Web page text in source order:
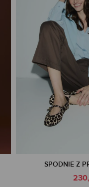
SPODNIE Z